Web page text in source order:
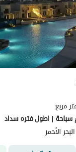
سباحة | اطول فتره سداد
الأحمر